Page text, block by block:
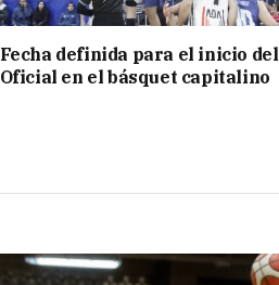
Fecha definida para el inicio del
Oficial en el básquet capitalino